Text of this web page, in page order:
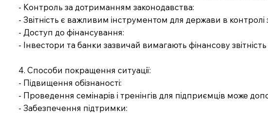
- Контроль за дотриманням законодавства:
- Звітність є важливим інструментом для держави в
- Доступ до фінансування:
- Інвестори та банки зазвичай вимагають фінансову
4. Способи покращення ситуації:
- Підвищення обізнаності:
- Проведення семінарів і тренінгів для підприємців може
- Забезпечення підтримки: